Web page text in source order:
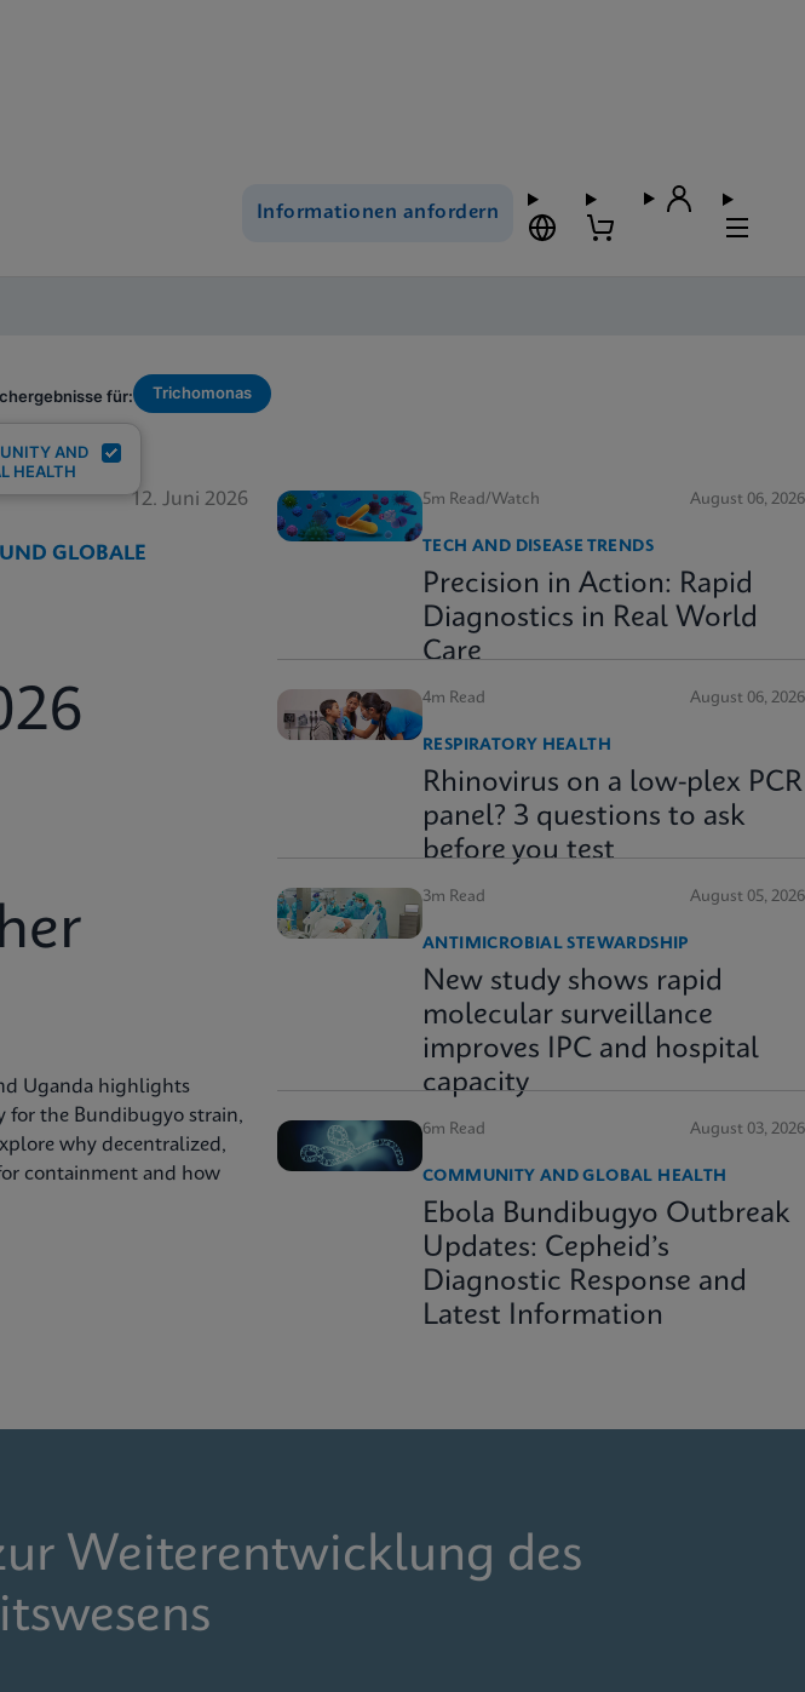
Informationen anfordern
AND
HEALTH
für: Trichomonas
12. Juni 2026
GLOBALE
Uganda highlights
for the Bundibugyo strain,
why decentralized,
containment and how
5m Read/Watch August 06, 2026
TECH AND DISEASE TRENDS
Precision in Action: Rapid
Diagnostics in Real World
Care
4m Read August 06, 2026
RESPIRATORY HEALTH
Rhinovirus on a low-plex PCR
panel? 3 questions to ask
before you test
3m Read August 05, 2026
ANTIMICROBIAL STEWARDSHIP
New study shows rapid
molecular surveillance
improves IPC and hospital
capacity
6m Read August 03, 2026
COMMUNITY AND GLOBAL HEALTH
Ebola Bundibugyo Outbreak
Updates: Cepheid’s
Diagnostic Response and
Latest Information
Weiterentwicklung des